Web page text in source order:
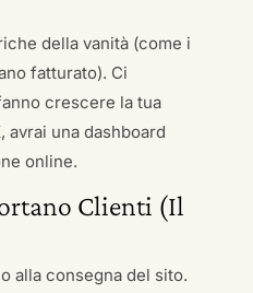
della vanità (come i
fatturato). Ci
crescere la tua
avrai una dashboard
online.
Clienti (Il
alla consegna del sito.